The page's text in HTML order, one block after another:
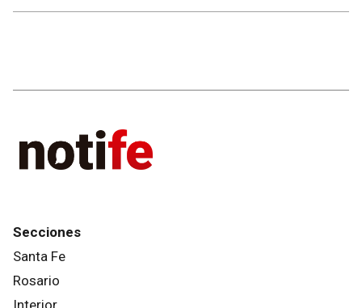
Secciones
Santa Fe
Rosario